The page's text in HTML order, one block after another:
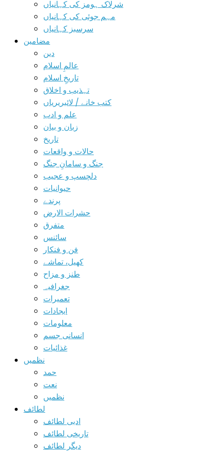
شرلاک ہومز کی کہانیاں
مہم جوئی کی کہانیاں
سرسبز کہانیاں
مضامین
دین
عالمِ اسلام
تاریخِ اسلام
تہذیب و اخلاق
کتب خانے / لائبریریاں
علم و ادب
زبان و بیان
تاریخ
حالات و واقعات
جنگ و سامانِ جنگ
دلچسپ و عجیب
حیوانیات
پرندے
حشرات الارض
متفرق
سائنس
فن و فنکار
کھیل، تماشے
طنز و مزاح
جغرافیہ
تعمیرات
ایجادات
معلومات
انسانی جسم
غذائیات
نظمیں
حمد
نعت
نظمیں
لطائف
ادبی لطائف
تاریخی لطائف
دیگر لطائف